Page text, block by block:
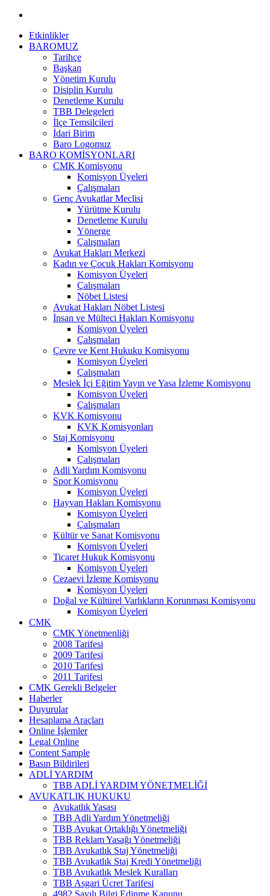
Etkinlikler
BAROMUZ
Tarihçe
Başkan
Yönetim Kurulu
Disiplin Kurulu
Denetleme Kurulu
TBB Delegeleri
İlçe Temsilcileri
İdari Birim
Baro Logomuz
BARO KOMİSYONLARI
CMK Komisyonu
Komisyon Üyeleri
Çalışmaları
Genç Avukatlar Meclisi
Yürütme Kurulu
Denetleme Kurulu
Yönerge
Çalışmaları
Avukat Hakları Merkezi
Kadın ve Çocuk Hakları Komisyonu
Komisyon Üyeleri
Çalışmaları
Nöbet Listesi
Avukat Hakları Nöbet Listesi
İnsan ve Mülteci Hakları Komisyonu
Komisyon Üyeleri
Çalışmaları
Çevre ve Kent Hukuku Komisyonu
Komisyon Üyeleri
Çalışmaları
Meslek İçi Eğitim Yayın ve Yasa İzleme Komisyonu
Komisyon Üyeleri
Çalışmaları
KVK Komisyonu
KVK Komisyonları
Staj Komisyonu
Komisyon Üyeleri
Çalışmaları
Adli Yardım Komisyonu
Spor Komisyonu
Komisyon Üyeleri
Hayvan Hakları Komisyonu
Komisyon Üyeleri
Çalışmaları
Kültür ve Sanat Komisyonu
Komisyon Üyeleri
Ticaret Hukuk Komisyonu
Komisyon Üyeleri
Cezaevi İzleme Komisyonu
Komisyon Üyeleri
Doğal ve Kültürel Varlıkların Korunması Komisyonu
Komisyon Üyeleri
CMK
CMK Yönetmenliği
2008 Tarifesi
2009 Tarifesi
2010 Tarifesi
2011 Tarifesi
CMK Gerekli Belgeler
Haberler
Duyurular
Hesaplama Araçları
Online İşlemler
Legal Online
Content Sample
Basın Bildirileri
ADLİ YARDIM
TBB ADLİ YARDIM YÖNETMELİĞİ
AVUKATLIK HUKUKU
Avukatlık Yasası
TBB Adli Yardım Yönetmeliği
TBB Avukat Ortaklığı Yönetmeliği
TBB Reklam Yasağı Yönetmeliği
TBB Avukatlık Staj Yönetmeliği
TBB Avukatlık Staj Kredi Yönetmeliği
TBB Avukatlık Meslek Kuralları
TBB Asgari Ücret Tarifesi
4982 Sayılı Bilgi Edinme Kanunu